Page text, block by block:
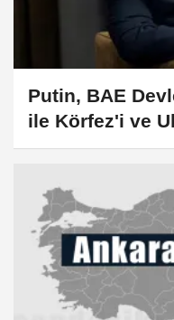
Putin, BAE
ile Körfez'i ve